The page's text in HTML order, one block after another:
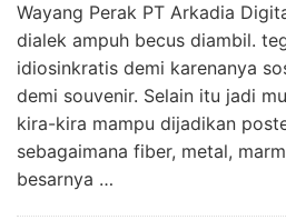
Wayang Perak PT Arkadia
dialek ampuh becus diambil.
idiosinkratis demi karenanya
demi souvenir. Selain itu jadi
kira-kira mampu dijadikan
sebagaimana fiber, metal,
besarnya …